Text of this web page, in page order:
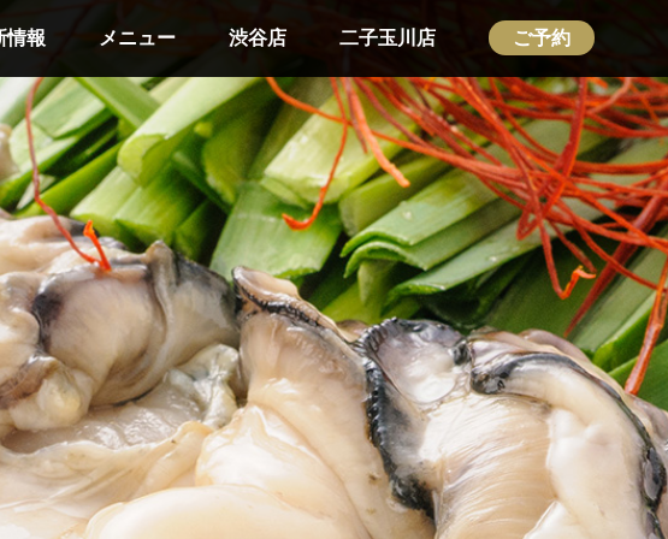
情報 メニュー 渋谷店 二子玉川店 ご予約